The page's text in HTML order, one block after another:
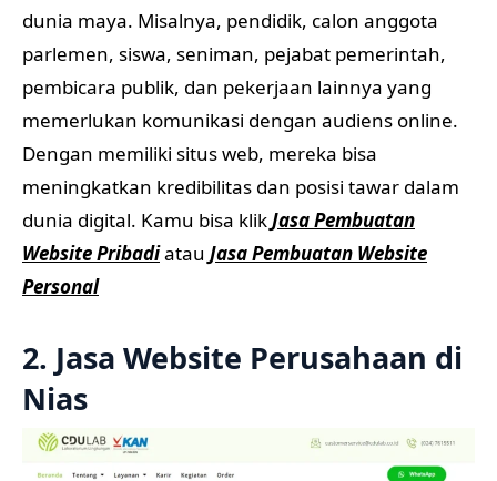
dunia maya. Misalnya, pendidik, calon anggota
parlemen, siswa, seniman, pejabat pemerintah,
pembicara publik, dan pekerjaan lainnya yang
memerlukan komunikasi dengan audiens online.
Dengan memiliki situs web, mereka bisa
meningkatkan kredibilitas dan posisi tawar dalam
dunia digital. Kamu bisa klikJasa Pembuatan
Website Pribadiatau Jasa Pembuatan Website
Personal
2. Jasa Website Perusahaan di
Nias